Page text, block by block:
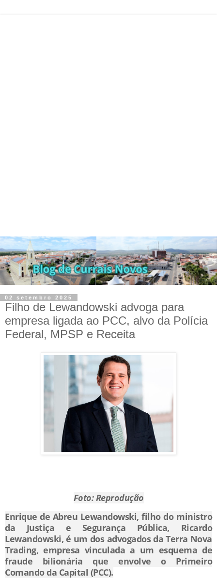
02 setembro 2025
Filho de Lewandowski advoga para
empresa ligada ao PCC, alvo da Polícia
Federal, MPSP e Receita
Foto: Reprodução
Enrique de Abreu Lewandowski, filho do ministro
da Justiça e Segurança Pública, Ricardo
Lewandowski, é um dos advogados da Terra Nova
Trading, empresa vinculada a um esquema de
fraude bilionária que envolve o Primeiro
Comando da Capital (PCC).